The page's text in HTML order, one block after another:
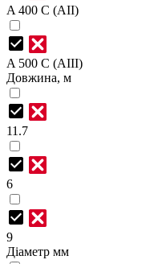
A 400 C (AII)
A 500 C (AIII)
Довжина, м
11.7
6
9
Діаметр мм